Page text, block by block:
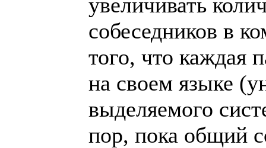
собеседников в
того, что каждая
на своем языке
выделяемого
пор, пока общий